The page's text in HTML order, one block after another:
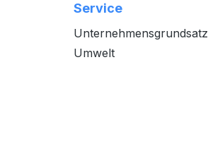
Service
Unternehmensgrundsatz
Umwelt